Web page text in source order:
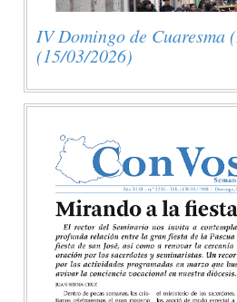
IV Domingo de Cuaresma
(15/03/2026)